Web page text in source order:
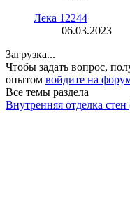
Лека 12244
06.03.2023
Загрузка...
Чтобы задать вопрос,
опытом войдите на
Все темы раздела
Внутренняя отделка